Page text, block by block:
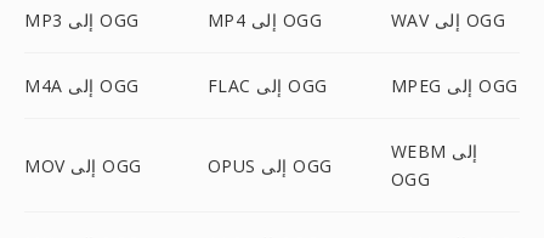
MP3 إلى OGG MP4 إلى OGG WAV إلى OGG
M4A إلى OGG FLAC إلى OGG MPEG إلى OGG
MOV إلى OGG OPUS إلى OGG
WEBM إلى
OGG